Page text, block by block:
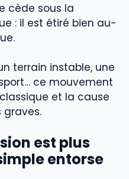
cède sous la
: il est étiré bien au-
terrain instable, une
ce mouvement
et la cause
graves.
est plus
entorse